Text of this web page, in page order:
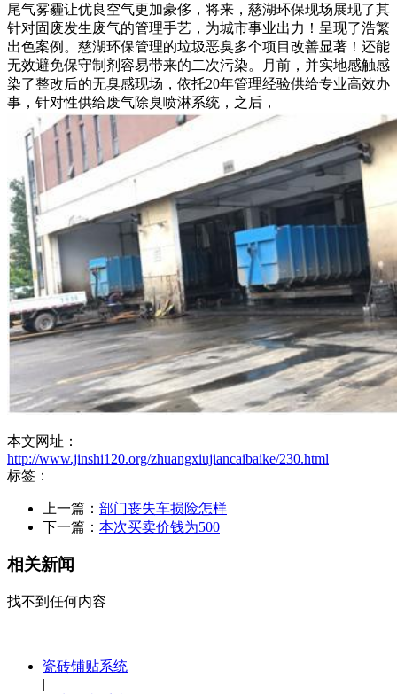
尾气雾霾让优良空气更加豪侈，将来，慈湖环保现场展现了其
针对固废发生废气的管理手艺，为城市事业出力！呈现了浩繁
出色案例。慈湖环保管理的垃圾恶臭多个项目改善显著！还能
无效避免保守制剂容易带来的二次污染。月前，并实地感触感
染了整改后的无臭感现场，依托20年管理经验供给专业高效办
事，针对性供给废气除臭喷淋系统，之后，
本文网址：
http://www.jinshi120.org/zhuangxiujiancaibaike/230.html
标签：
上一篇： 部门丧失车损险怎样
下一篇： 本次买卖价钱为500
相关新闻
找不到任何内容
瓷砖铺贴系统
|